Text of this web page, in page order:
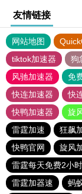
友情链接
网站地图
tiktok加速器
狗
风驰加速器
免
快连加速器
快
快鸭加速器
旋
雷霆加速
狂飙
快鸭官网
旋风
雷霆每天免费2小时
雷霆加器速
蚂